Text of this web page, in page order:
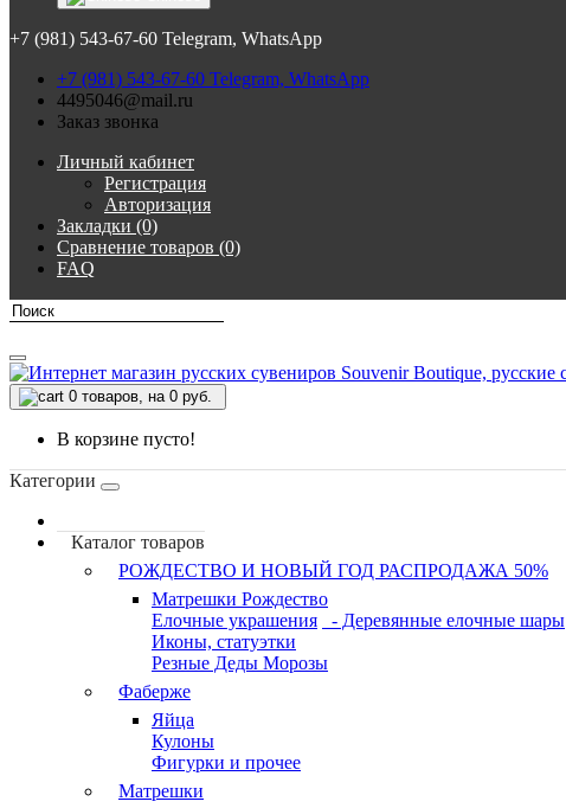
+7 (981) 543-67-60 Telegram, WhatsApp
+7 (981) 543-67-60 Telegram, WhatsApp
4495046@mail.ru
Заказ звонка
Личный кабинет
Регистрация
Авторизация
Закладки (0)
Сравнение товаров (0)
FAQ
0 товаров, на 0 руб.
В корзине пусто!
Категории
Каталог товаров
РОЖДЕСТВО И НОВЫЙ ГОД РАСПРОДАЖА 50%
Матрешки Рождество
Елочные украшения
- Деревянные елочные шары
Иконы, статуэтки
Резные Деды Морозы
Фаберже
Яйца
Кулоны
Фигурки и прочее
Матрешки